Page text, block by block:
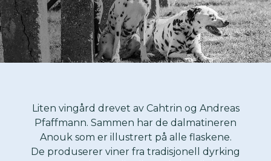
Liten vingård drevet av Cahtrin og Andreas
Pfaffmann. Sammen har de dalmatineren
Anouk som er illustrert på alle flaskene.
De produserer viner fra tradisjonell dyrking